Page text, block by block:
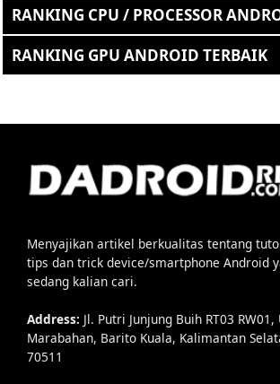
RANKING CPU / PROCESSOR
RANKING GPU ANDROID TERBAIK
Menyajikan artikel berkualitas tentang
tips dan trick device/smartphone Android
sedang kalian cari.
Address: Jl. Putri Junjung Buih RT03
Marabahan, Barito Kuala, Kalimantan
70511